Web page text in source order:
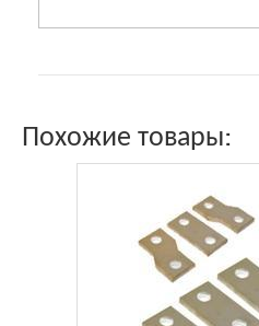
Похожие товары: